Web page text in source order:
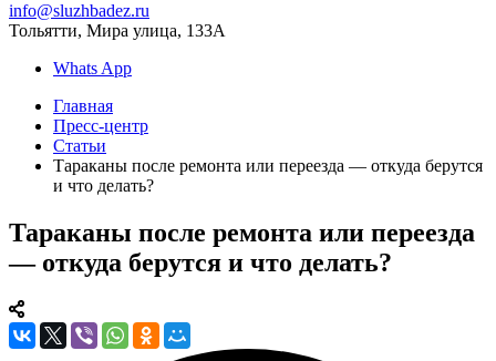
info@sluzhbadez.ru
Тольятти, Мира улица, 133А
Whats App
Главная
Пресс-центр
Статьи
Тараканы после ремонта или переезда — откуда берутся
и что делать?
Тараканы после ремонта или переезда
— откуда берутся и что делать?